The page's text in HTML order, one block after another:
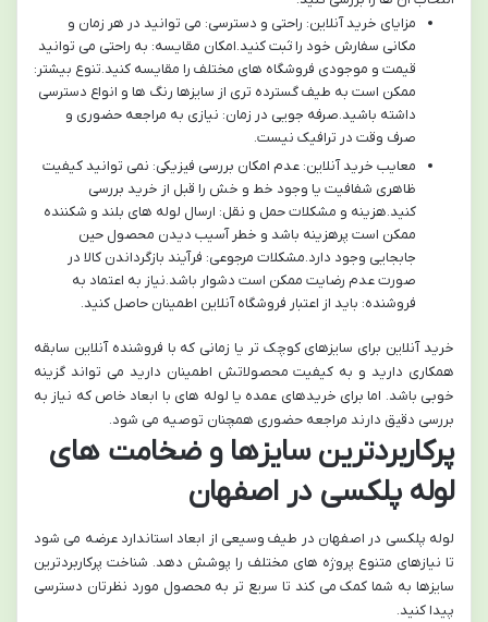
مزایای خرید آنلاین: راحتی و دسترسی: می توانید در هر زمان و
مکانی سفارش خود را ثبت کنید.امکان مقایسه: به راحتی می توانید
قیمت و موجودی فروشگاه های مختلف را مقایسه کنید.تنوع بیشتر:
ممکن است به طیف گسترده تری از سایزها رنگ ها و انواع دسترسی
داشته باشید.صرفه جویی در زمان: نیازی به مراجعه حضوری و
صرف وقت در ترافیک نیست.
معایب خرید آنلاین: عدم امکان بررسی فیزیکی: نمی توانید کیفیت
ظاهری شفافیت یا وجود خط و خش را قبل از خرید بررسی
کنید.هزینه و مشکلات حمل و نقل: ارسال لوله های بلند و شکننده
ممکن است پرهزینه باشد و خطر آسیب دیدن محصول حین
جابجایی وجود دارد.مشکلات مرجوعی: فرآیند بازگرداندن کالا در
صورت عدم رضایت ممکن است دشوار باشد.نیاز به اعتماد به
فروشنده: باید از اعتبار فروشگاه آنلاین اطمینان حاصل کنید.
خرید آنلاین برای سایزهای کوچک تر یا زمانی که با فروشنده آنلاین سابقه
همکاری دارید و به کیفیت محصولاتش اطمینان دارید می تواند گزینه
خوبی باشد. اما برای خریدهای عمده یا لوله های با ابعاد خاص که نیاز به
بررسی دقیق دارند مراجعه حضوری همچنان توصیه می شود.
پرکاربردترین سایزها و ضخامت های
لوله پلکسی در اصفهان
لوله پلکسی در اصفهان در طیف وسیعی از ابعاد استاندارد عرضه می شود
تا نیازهای متنوع پروژه های مختلف را پوشش دهد. شناخت پرکاربردترین
سایزها به شما کمک می کند تا سریع تر به محصول مورد نظرتان دسترسی
پیدا کنید.